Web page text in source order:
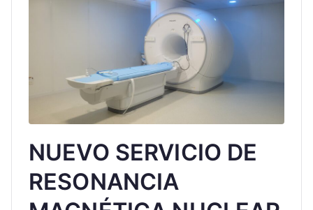
NUEVO SERVICIO DE
RESONANCIA